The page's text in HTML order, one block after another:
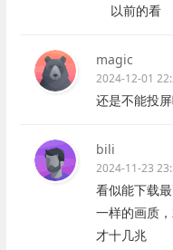
以前的看
magic
2024-12-01
还是不能投
bili
2024-11-23
看似能下载
一样的画质
才十几兆